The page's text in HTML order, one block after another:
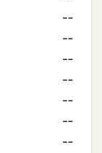
--
--
--
--
--
--
--